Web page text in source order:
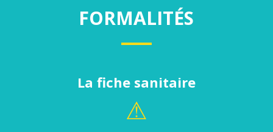
FORMALITÉS
La fiche sanitaire
⚠